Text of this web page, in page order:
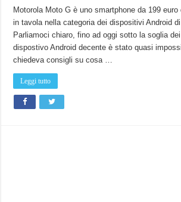
Motorola Moto G è uno smartphone da 199
in tavola nella categoria dei dispositivi Android
Parliamoci chiaro, fino ad oggi sotto la soglia
dispostivo Android decente è stato quasi
chiedeva consigli su cosa …
Leggi tutto